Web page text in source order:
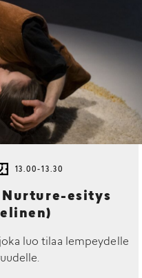
13.00-13.30
Nurture-esitys
luo tilaa lempeydelle